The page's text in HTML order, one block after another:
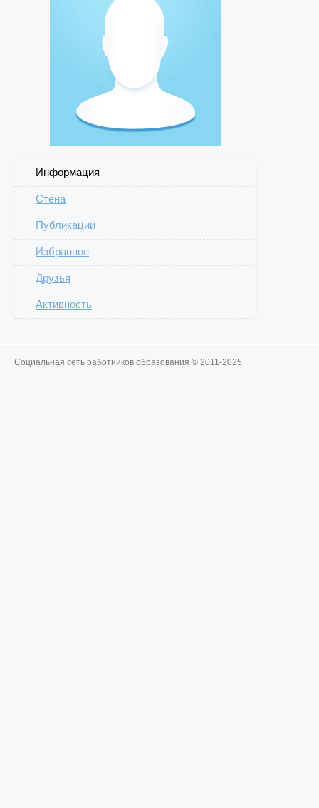
Информация
Стена
Публикации
Избранное
Друзья
Активность
Социальная сеть работников образования © 2011-2025